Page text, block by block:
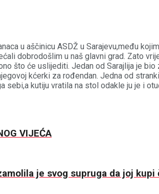
u aščinicu ASDŽ u Sarajevu,među
dobrodošlim u naš glavni grad. Zato
što će uslijediti. Jedan od Sarajlija je
kćerki za rođendan. Jedna od
sebi,a kutiju vratila na stol odakle ju je i
VIJEĆA
je svog supruga da joj kupi